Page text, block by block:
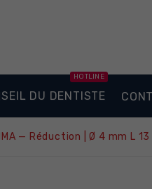
DU DENTISTE
HOTLINE
— Réduction | Ø 4 mm L 13